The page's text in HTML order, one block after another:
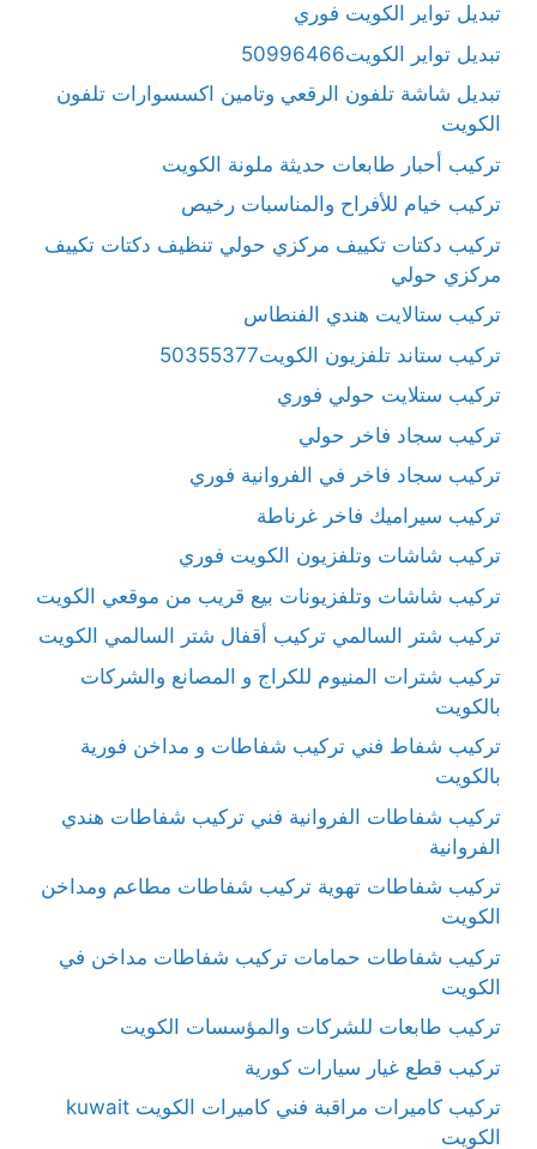
تبديل تواير الكويت فوري
تبديل تواير الكويت50996466
تبديل شاشة تلفون الرقعي وتامين اكسسوارات تلفون
الكويت
تركيب أحبار طابعات حديثة ملونة الكويت
تركيب خيام للأفراح والمناسبات رخيص
تركيب دكتات تكييف مركزي حولي تنظيف دكتات تكييف
مركزي حولي
تركيب ستالايت هندي الفنطاس
تركيب ستاند تلفزيون الكويت50355377
تركيب ستلايت حولي فوري
تركيب سجاد فاخر حولي
تركيب سجاد فاخر في الفروانية فوري
تركيب سيراميك فاخر غرناطة
تركيب شاشات وتلفزيون الكويت فوري
تركيب شاشات وتلفزيونات بيع قريب من موقعي الكويت
تركيب شتر السالمي تركيب أقفال شتر السالمي الكويت
تركيب شترات المنيوم للكراج و المصانع والشركات
بالكويت
تركيب شفاط فني تركيب شفاطات و مداخن فورية
بالكويت
تركيب شفاطات الفروانية فني تركيب شفاطات هندي
الفروانية
تركيب شفاطات تهوية تركيب شفاطات مطاعم ومداخن
الكويت
تركيب شفاطات حمامات تركيب شفاطات مداخن في
الكويت
تركيب طابعات للشركات والمؤسسات الكويت
تركيب قطع غيار سيارات كورية
تركيب كاميرات مراقبة فني كاميرات الكويت kuwait
الكويت